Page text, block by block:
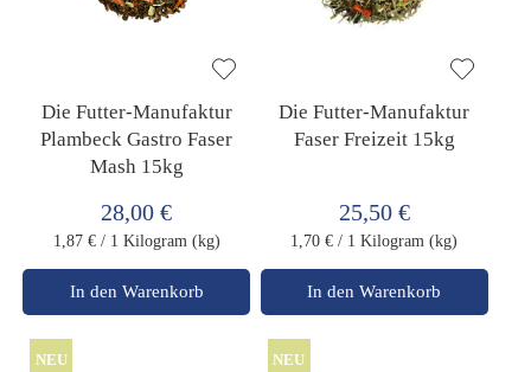
Die Futter-Manufaktur
Plambeck Gastro Faser
Mash 15kg
28,00 €
1,87 € / 1 Kilogram (kg)
In den Warenkorb
Die Futter-Manufaktur
Faser Freizeit 15kg
25,50 €
1,70 € / 1 Kilogram (kg)
In den Warenkorb
NEU NEU